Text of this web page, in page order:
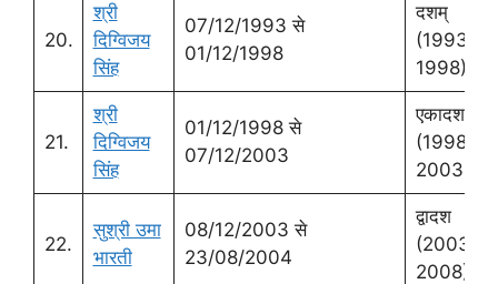
20.
श्री
दिग्विजय
सिंह
07/12/1993 से
01/12/1998
दशम्
(1993-
1998)
21.
श्री
दिग्विजय
सिंह
01/12/1998 से
07/12/2003
एकादश
(1998-
2003)
22.
सुश्री उमा
भारती
08/12/2003 से
23/08/2004
द्वादश
(2003-
2008)